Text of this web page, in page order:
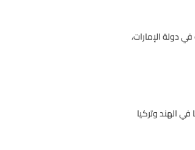
دولة الإمارات،
الهند وتركيا